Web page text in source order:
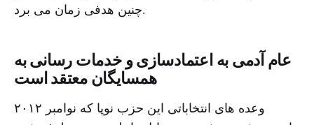
چنین هدفی زمان می برد.
عام آدمی به اعتمادسازی و خدمات رسانی به
همسایگان معتقد است
وعده های انتخاباتی این حزب نوپا که نوامبر ۲۰۱۲